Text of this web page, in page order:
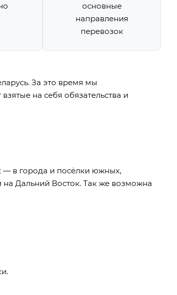
основные
направления
перевозок
. За это время мы
на себя обязательства и
— в города и посёлки южных,
на Дальний Восток. Так же возможна